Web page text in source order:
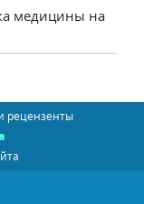
медицины на
рецензенты